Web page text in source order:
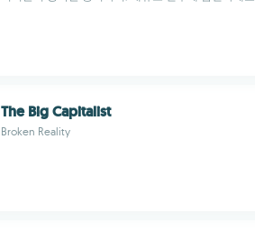
The Big Capitalist
Broken Reality